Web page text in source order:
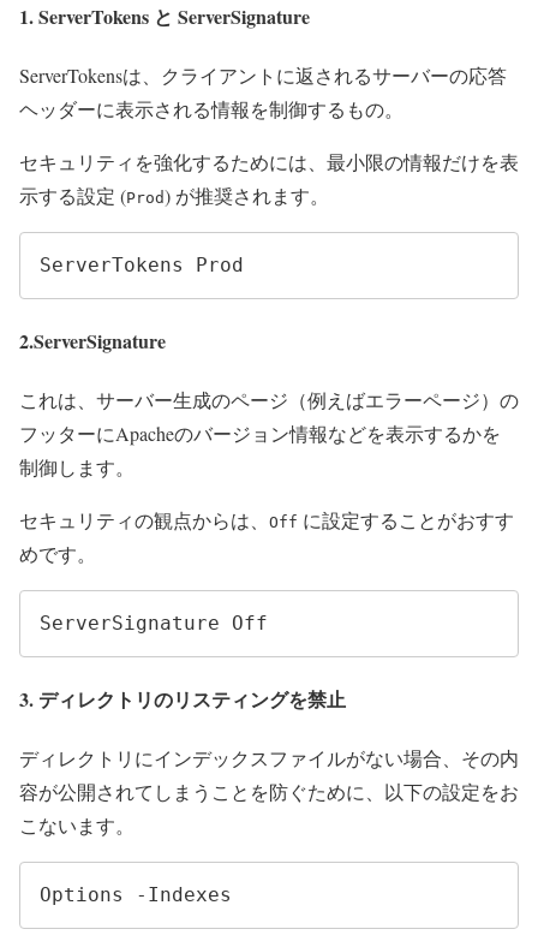
1. ServerTokens と ServerSignature
ServerTokensは、クライアントに返されるサーバーの応答
ヘッダーに表示される情報を制御するもの。
セキュリティを強化するためには、最小限の情報だけを表
示する設定 (Prod) が推奨されます。
ServerTokens Prod
2.ServerSignature
これは、サーバー生成のページ（例えばエラーページ）の
フッターにApacheのバージョン情報などを表示するかを
制御します。
セキュリティの観点からは、 Off に設定することがおすす
めです。
ServerSignature Off
3. ディレクトリのリスティングを禁止
ディレクトリにインデックスファイルがない場合、その内
容が公開されてしまうことを防ぐために、以下の設定をお
こないます。
Options -Indexes